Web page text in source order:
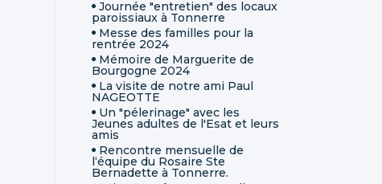
Journée "entretien" des locaux
paroissiaux à Tonnerre
Messe des familles pour la
rentrée 2024
Mémoire de Marguerite de
Bourgogne 2024
La visite de notre ami Paul
NAGEOTTE
Un "pélerinage" avec les
Jeunes adultes de l'Esat et leurs
amis
Rencontre mensuelle de
l‘équipe du Rosaire Ste
Bernadette à Tonnerre.